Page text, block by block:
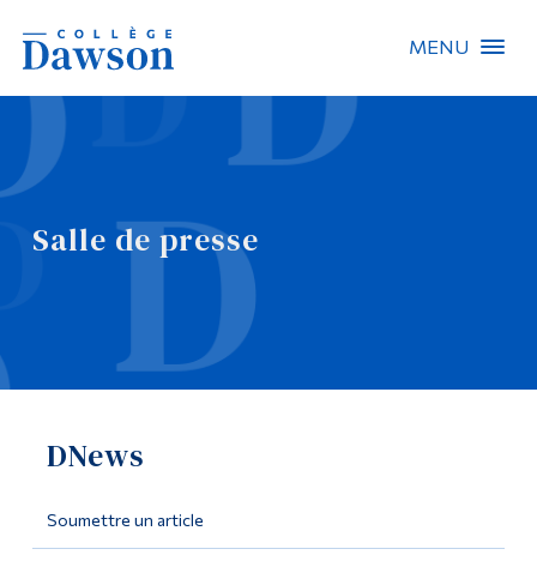
MENU
Salle de presse
DNews
Soumettre un article
Recherche sur le site
Recherche de personnes
EN
Omnivox